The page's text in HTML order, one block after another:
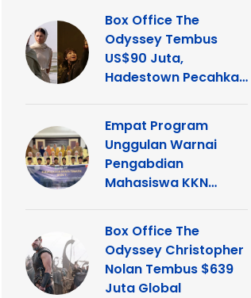
dan Kristen di
Yerusalem
Box Office The
Odyssey Tembus
US$90 Juta,
Hadestown Pecahkan
Empat Program
Unggulan Warnai
Pengabdian
Mahasiswa KKN
Kelurahan Ganting
Box Office The
Odyssey Christopher
Nolan Tembus $639
Juta Global